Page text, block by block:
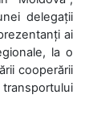
delegații
ai
la o
cooperării